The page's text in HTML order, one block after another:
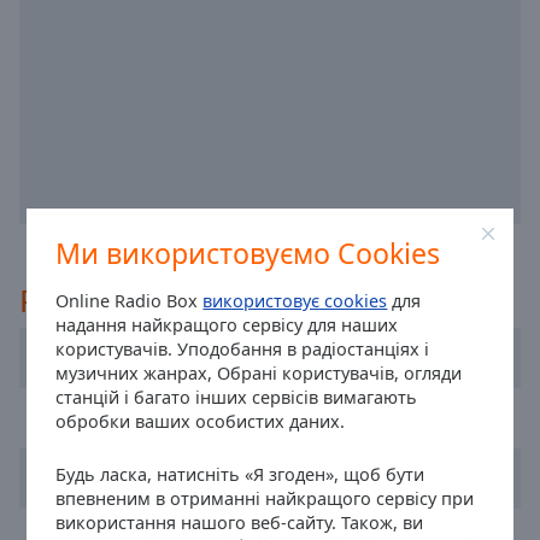
Ми використовуємо Cookies
Online Radio Box використовує cookies для
надання найкращого сервісу для наших
користувачів. Уподобання в радіостанціях і
музичних жанрах, Обрані користувачів, огляди
станцій і багато інших сервісів вимагають
обробки ваших особистих даних.
Будь ласка, натисніть «Я згоден», щоб бути
впевненим в отриманні найкращого сервісу при
використання нашого веб-сайту. Також, ви
modal
window.
Beginning
window.
Escape
Рекомендовані
Radio Renascença
RFM
Radio Festival